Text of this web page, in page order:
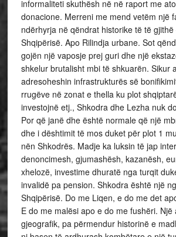
informaliteti skuthësh në në raport me
donacione. Merreni me mend vetëm një
ndërhyrja në qëndrat historike të të
Shqipërisë. Apo Rilindja urbane. Sot
gojën një vaposje prej guri dhe një
shkelur brutalisht mbi të shkuarën. Sikur
adresoheshin infrastrukturës së
rrugëve në zonat e thella ku plot
investojnë etj., Shkodra dhe Lezha nuk
Por që janë dhe është normale që një
dhe i dështimit të mos duket për plot 1
nën Shkodrës. Madje ka luksin të jap
denoncimesh, gjumashësh, kazanësh,
xhelozë, investime dhuratë nga turqit
invalidë pa pension. Shkodra është një
Shqipërisë. Do me Liqen, e do me det
E do me malësi apo e do me fushëri. Një
gjeografik, pa përmendur historinë e